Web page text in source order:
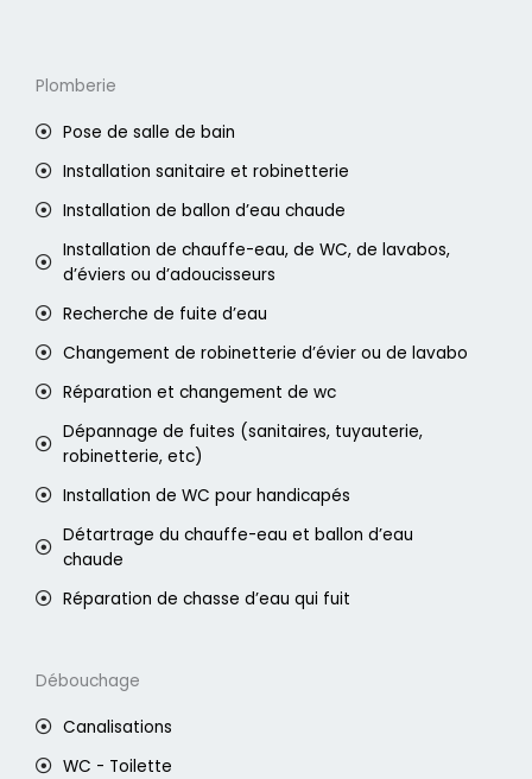
Plomberie
Pose de salle de bain
Installation sanitaire et robinetterie
Installation de ballon d’eau chaude
Installation de chauffe-eau, de WC, de lavabos,
d’éviers ou d’adoucisseurs
Recherche de fuite d’eau
Changement de robinetterie d’évier ou de lavabo
Réparation et changement de wc
Dépannage de fuites (sanitaires, tuyauterie,
robinetterie, etc)
Installation de WC pour handicapés
Détartrage du chauffe-eau et ballon d’eau
chaude
Réparation de chasse d’eau qui fuit
Débouchage
Canalisations
WC - Toilette